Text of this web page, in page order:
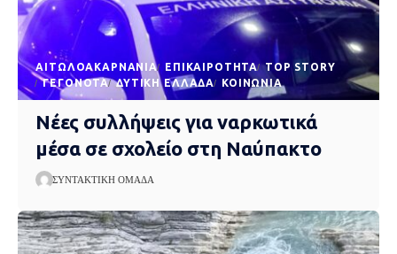
AΙΤΩΛΟΑΚΑΡΝΑΝΊΑ EΠΙΚΑΙΡΌΤΗΤΑ
TOP STORY
ΓΕΓΟΝΌΤΑ
ΔΥΤΙΚΉ ΕΛΛΆΔΑ ΚΟΙΝΩΝΊΑ
Νέες συλλήψεις για ναρκωτικά
μέσα σε σχολείο στη Ναύπακτο
ΣΥΝΤΑΚΤΙΚΉ ΟΜΆΔΑ